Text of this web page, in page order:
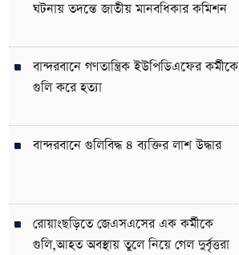
ঘটনায় তদন্তে জাতীয় মানবধিকার কমিশন
বান্দরবানে গণতান্ত্রিক ইউপিডিএফের কর্মীকে
গুলি করে হত্যা
বান্দরবানে গুলিবিদ্ধ ৪ ব্যক্তির লাশ উদ্ধার
রোয়াংছড়িতে জেএসএসের এক কর্মীকে
গুলি,আহত অবস্থায় তুলে নিয়ে গেল দুর্বৃত্তরা